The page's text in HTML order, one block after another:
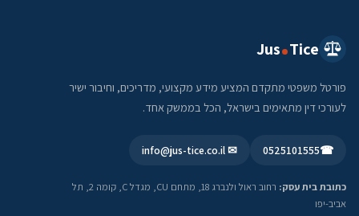
Jus Tice
פורטל משפטי מתקדם המציע מידע מקצועי, מדריכים, וחיבור ישיר
לעורכי דין מתאימים בישראל, הכל בממשק אחד.
☎
0525101555
✉ info@jus-tice.co.il
כתובת בית עסק:
רחוב ראול ולנברג 18, מתחם CU, מגדל C, קומה 2, תל
אביב-יפו